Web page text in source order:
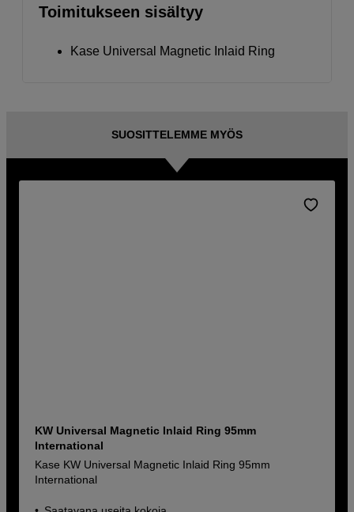
Toimitukseen sisältyy
Kase Universal Magnetic Inlaid Ring
SUOSITTELEMME MYÖS
KW Universal Magnetic Inlaid Ring 95mm
International
Kase KW Universal Magnetic Inlaid Ring 95mm
International